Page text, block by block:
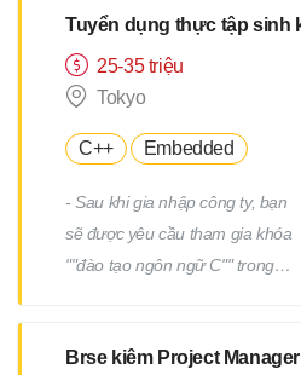
cả các giai đoạn trên và dưới
của quy trình. Chúng tôi sẽ giao
cho bạn các công việc phù hợp
bạn. - Ví dụ về công việc: Thiết
Windows/Linux Tái cấu trúc hạ
tầng liên quan đến việc thay thế
hệ điều hành hoặc phần mềm
25-35 triệu
Tokyo
C++ Embedded
- Sau khi gia nhập công ty, bạn
sẽ được yêu cầu tham gia khóa
""đào tạo ngôn ngữ C"" trong
yêu cầu tham gia thêm một
Brse kiêm Project Manager